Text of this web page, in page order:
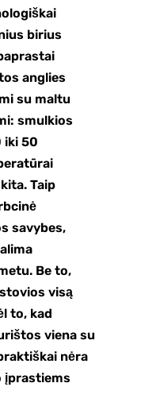
birius
anglies
su maltu
smulkios
iki 50
Taip
savybes,
Be to,
visą
to, kad
viena su
nėra
įprastiems